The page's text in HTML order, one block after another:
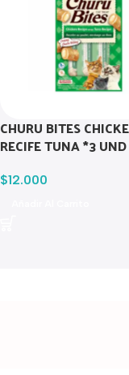
CHURU BITES
RECIFE TUNA *3
$12.000